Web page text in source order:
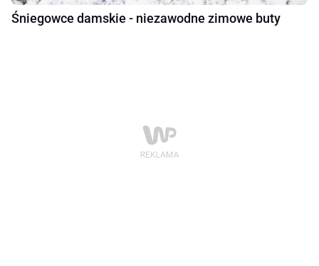
Śniegowce damskie - niezawodne zimowe buty